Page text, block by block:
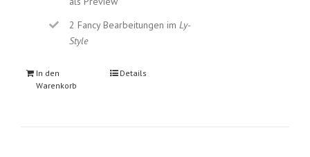
2 Fancy Bearbeitungen imLy-
Style
In den
Warenkorb
Details